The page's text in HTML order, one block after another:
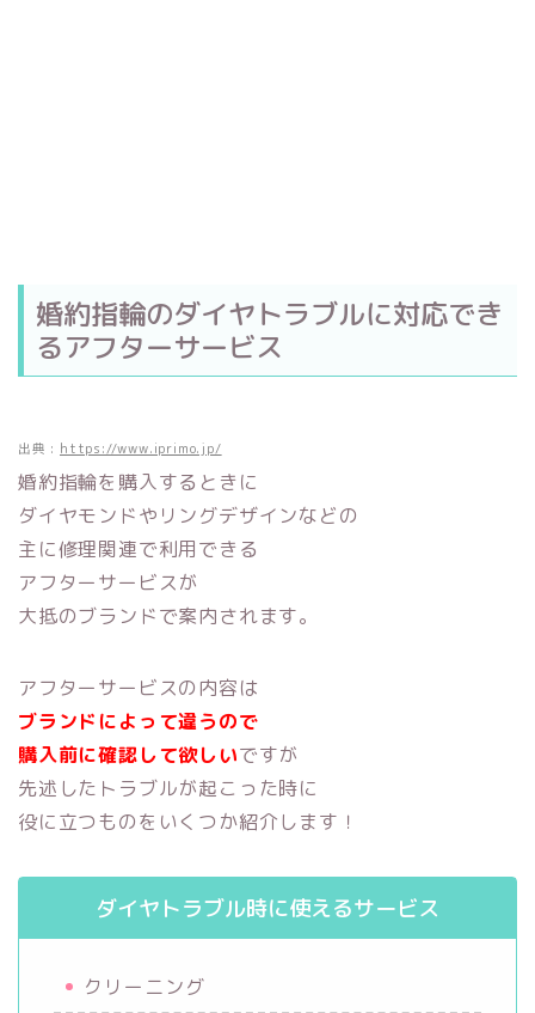
婚約指輪のダイヤトラブルに対応でき
るアフターサービス
出典 : https://www.iprimo.jp/
婚約指輪を購入するときに
ダイヤモンドやリングデザインなどの
主に修理関連で利用できる
アフターサービスが
大抵のブランドで案内されます。
アフターサービスの内容は
ブランドによって違うので
購入前に確認して欲しいですが
先述したトラブルが起こった時に
役に立つものをいくつか紹介します！
ダイヤトラブル時に使えるサービス
クリーニング